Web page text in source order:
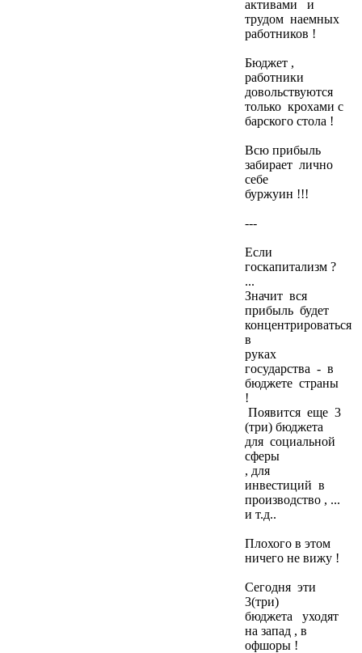
активами и
трудом наемных
работников !
Бюджет ,
работники
довольствуются
только крохами с
барского стола !
Всю прибыль
забирает лично
себе
буржуин !!!
---
Если
госкапитализм ?
...
Значит вся
прибыль будет
концентрироваться
в
руках
государства - в
бюджете страны
!
Появится еще 3
(три) бюджета
для социальной
сферы
, для
инвестиций в
производство , ...
и т.д..
Плохого в этом
ничего не вижу !
Сегодня эти
3(три)
бюджета уходят
на запад , в
офшоры !